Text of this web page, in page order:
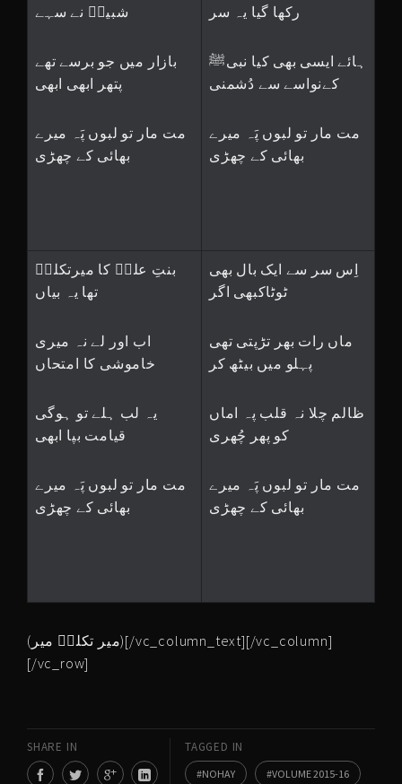
شبیرؑ نے سہے
بازار میں جو برسے تھے
پتھر ابھی ابھی
مت مار تو لبوں پَہ میرے
بھائی کے چھڑی
رکھا گیا یہ سر
ہائے ایسی بھی کیا نبیﷺ
کےنواسے سے دُشمنی
مت مار تو لبوں پَہ میرے
بھائی کے چھڑی
بنتِ علیؑ کا میرتکلمؔ
تھا یہ بیاں
اب اور لے نہ میری
خاموشی کا امتحاں
یہ لب ہلے تو ہوگی
قیامت بپا ابھی
مت مار تو لبوں پَہ میرے
بھائی کے چھڑی
اِس سر سے ایک بال بھی
ٹوٹاکبھی اگر
ماں رات بھر تڑپتی تھی
پہلو میں بیٹھ کر
ظالم چلا نہ قلب پہ اماں
کو پھر چُھری
مت مار تو لبوں پَہ میرے
بھائی کے چھڑی
(میر تکلمؔ میر)[/vc_column_text][/vc_column]
[/vc_row]
SHARE IN TAGGED IN
NOHAY VOLUME 2015-16